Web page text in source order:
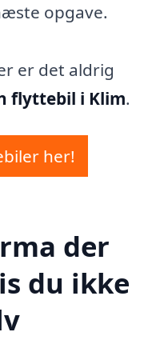
opgave.
er det aldrig
flyttebil i Klim.
her!
der
du ikke